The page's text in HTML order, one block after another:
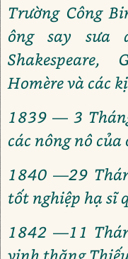
Trường Công
ông say sưa
Shakespeare,
Homère và các
1839 — 3
các nông nô của
1840 —29
tốt nghiệp hạ sĩ
1842 —11